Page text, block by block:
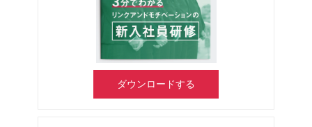
ダウンロードする